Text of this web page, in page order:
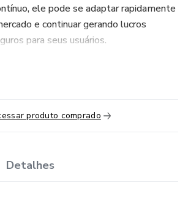
ele pode se adaptar rapidamente
e continuar gerando lucros
para seus usuários.
Learning no mercado de Forex, os
e precisas com base em dados
O software pode ser uma solução
aqueles que buscam maximizar seus
produto comprado
Detalhes